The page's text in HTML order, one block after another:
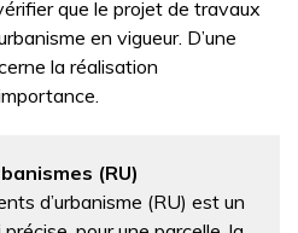
que le projet de travaux
en vigueur. D’une
la réalisation
(RU)
d’urbanisme (RU) est un